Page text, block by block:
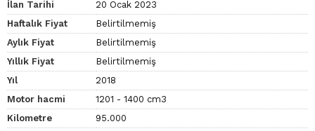
İlan Tarihi
20 Ocak 2023
Haftalık Fiyat
Belirtilmemiş
Aylık Fiyat
Belirtilmemiş
Yıllık Fiyat
Belirtilmemiş
Yıl
2018
Motor hacmi
1201 - 1400 cm3
Kilometre
95.000